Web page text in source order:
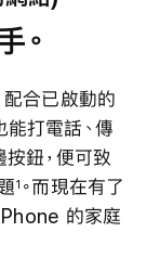
。
合已啟動的
打電話、傳
鈕，便可致
1 。而現在有了
的家庭